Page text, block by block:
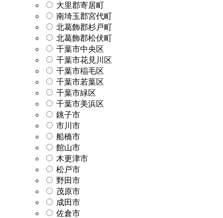
大里郡寄居町
南埼玉郡宮代町
北葛飾郡杉戸町
北葛飾郡松伏町
千葉市中央区
千葉市花見川区
千葉市稲毛区
千葉市若葉区
千葉市緑区
千葉市美浜区
銚子市
市川市
船橋市
館山市
木更津市
松戸市
野田市
茂原市
成田市
佐倉市